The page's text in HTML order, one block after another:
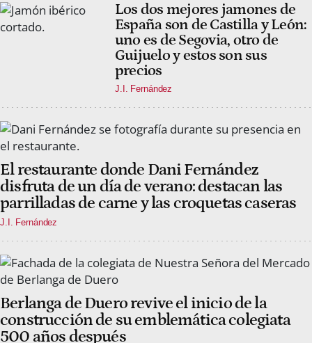
Los dos mejores jamones de
España son de Castilla y León:
uno es de Segovia, otro de
Guijuelo y estos son sus
precios
J.I. Fernández
El restaurante donde Dani Fernández
disfruta de un día de verano: destacan las
parrilladas de carne y las croquetas caseras
J.I. Fernández
Berlanga de Duero revive el inicio de la
construcción de su emblemática colegiata
500 años después